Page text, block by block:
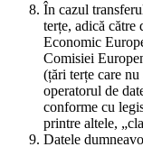
În cazul
terțe, adică către
Economic
Comisiei
(țări terțe care
operatorul de
conforme cu
printre altele,
Datele